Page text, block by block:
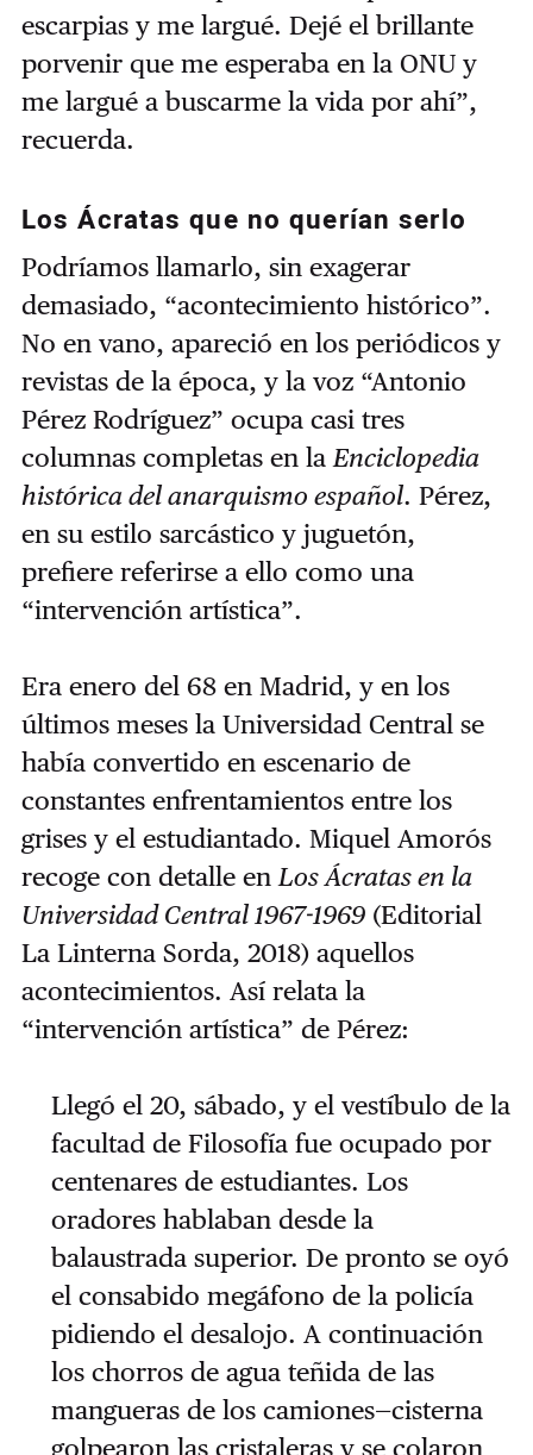
escarpias y me largué. Dejé el brillante
porvenir que me esperaba en la ONU y
me largué a buscarme la vida por ahí”,
recuerda.
Los Ácratas que no querían serlo
Podríamos llamarlo, sin exagerar
demasiado, “acontecimiento histórico”.
No en vano, apareció en los periódicos y
revistas de la época, y la voz “Antonio
Pérez Rodríguez” ocupa casi tres
columnas completas en la Enciclopedia
histórica del anarquismo español. Pérez,
en su estilo sarcástico y juguetón,
prefiere referirse a ello como una
“intervención artística”.
Era enero del 68 en Madrid, y en los
últimos meses la Universidad Central se
había convertido en escenario de
constantes enfrentamientos entre los
grises y el estudiantado. Miquel Amorós
recoge con detalle en Los Ácratas en la
Universidad Central 1967-1969(Editorial
La Linterna Sorda, 2018) aquellos
acontecimientos. Así relata la
“intervención artística” de Pérez:
Llegó el 20, sábado, y el vestíbulo de la
facultad de Filosofía fue ocupado por
centenares de estudiantes. Los
oradores hablaban desde la
balaustrada superior. De pronto se oyó
el consabido megáfono de la policía
pidiendo el desalojo. A continuación
los chorros de agua teñida de las
mangueras de los camiones—cisterna
golpearon las cristaleras y se colaron